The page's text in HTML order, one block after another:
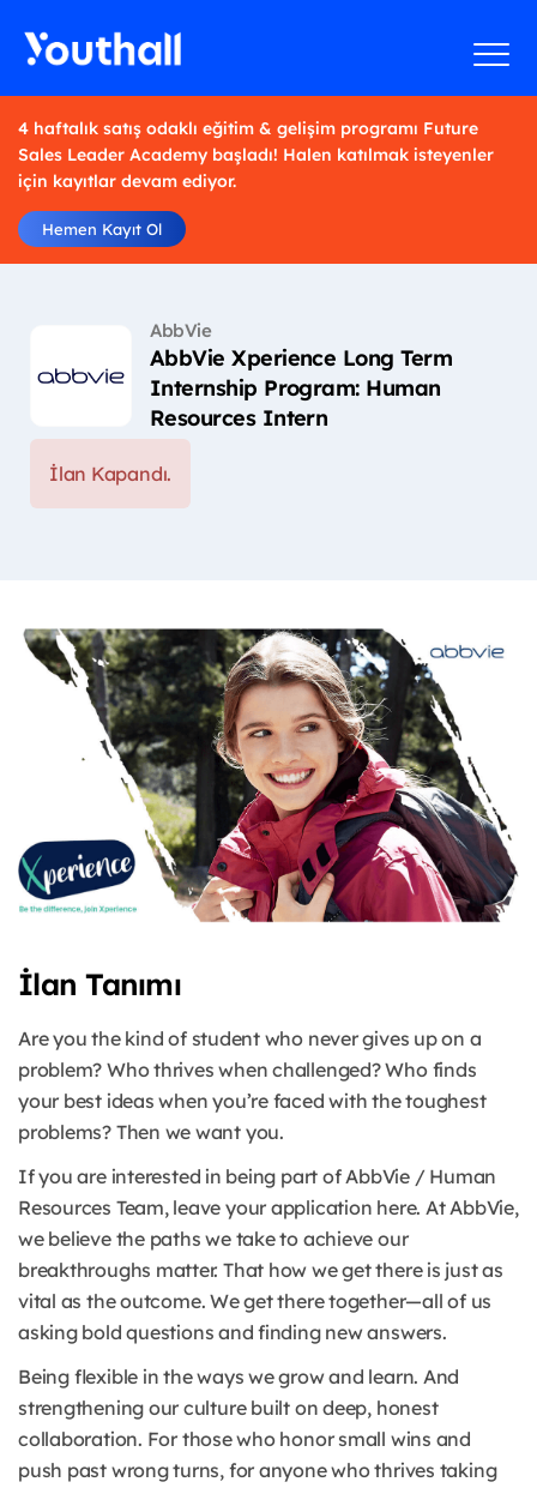
4 haftalık satış odaklı eğitim & gelişim programı Future
Sales Leader Academy başladı! Halen katılmak isteyenler
için kayıtlar devam ediyor.
Hemen Kayıt Ol
AbbVie
AbbVie Xperience Long Term
Internship Program: Human
Resources Intern
İlan Kapandı.
İlan Tanımı
Are you the kind of student who never gives up on a
problem? Who thrives when challenged? Who finds
your best ideas when you’re faced with the toughest
problems? Then we want you.
If you are interested in being part of AbbVie / Human
Resources Team, leave your application here. At AbbVie,
we believe the paths we take to achieve our
breakthroughs matter. That how we get there is just as
vital as the outcome. We get there together—all of us
asking bold questions and finding new answers.
Being flexible in the ways we grow and learn. And
strengthening our culture built on deep, honest
collaboration. For those who honor small wins and
push past wrong turns, for anyone who thrives taking